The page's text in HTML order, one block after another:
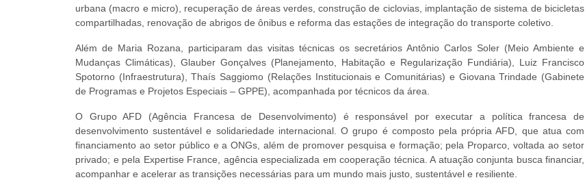
urbana (macro e micro), recuperação de áreas verdes, construção de ciclovias, implantação de sistema de bicicletas
compartilhadas, renovação de abrigos de ônibus e reforma das estações de integração do transporte coletivo.
Além de Maria Rozana, participaram das visitas técnicas os secretários Antônio Carlos Soler (Meio Ambiente e
Mudanças Climáticas), Glauber Gonçalves (Planejamento, Habitação e Regularização Fundiária), Luiz Francisco
Spotorno (Infraestrutura), Thaís Saggiomo (Relações Institucionais e Comunitárias) e Giovana Trindade (Gabinete
de Programas e Projetos Especiais – GPPE), acompanhada por técnicos da área.
O Grupo AFD (Agência Francesa de Desenvolvimento) é responsável por executar a política francesa de
desenvolvimento sustentável e solidariedade internacional. O grupo é composto pela própria AFD, que atua com
financiamento ao setor público e a ONGs, além de promover pesquisa e formação; pela Proparco, voltada ao setor
privado; e pela Expertise France, agência especializada em cooperação técnica. A atuação conjunta busca financiar,
acompanhar e acelerar as transições necessárias para um mundo mais justo, sustentável e resiliente.